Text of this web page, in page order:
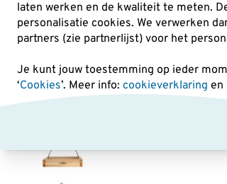
laten werken en de kwaliteit te meten.
personalisatie cookies. We verwerken
partners (zie partnerlijst) voor het
Je kunt jouw toestemming op ieder
‘Cookies’. Meer info: cookieverklaring en
Voederhuisjes & -silo's
25% KORTING